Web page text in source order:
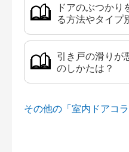
ドアのぶつか
る方法やタイプ
引き戸の滑りが
のしかたは？
その他の「室内ドアコ